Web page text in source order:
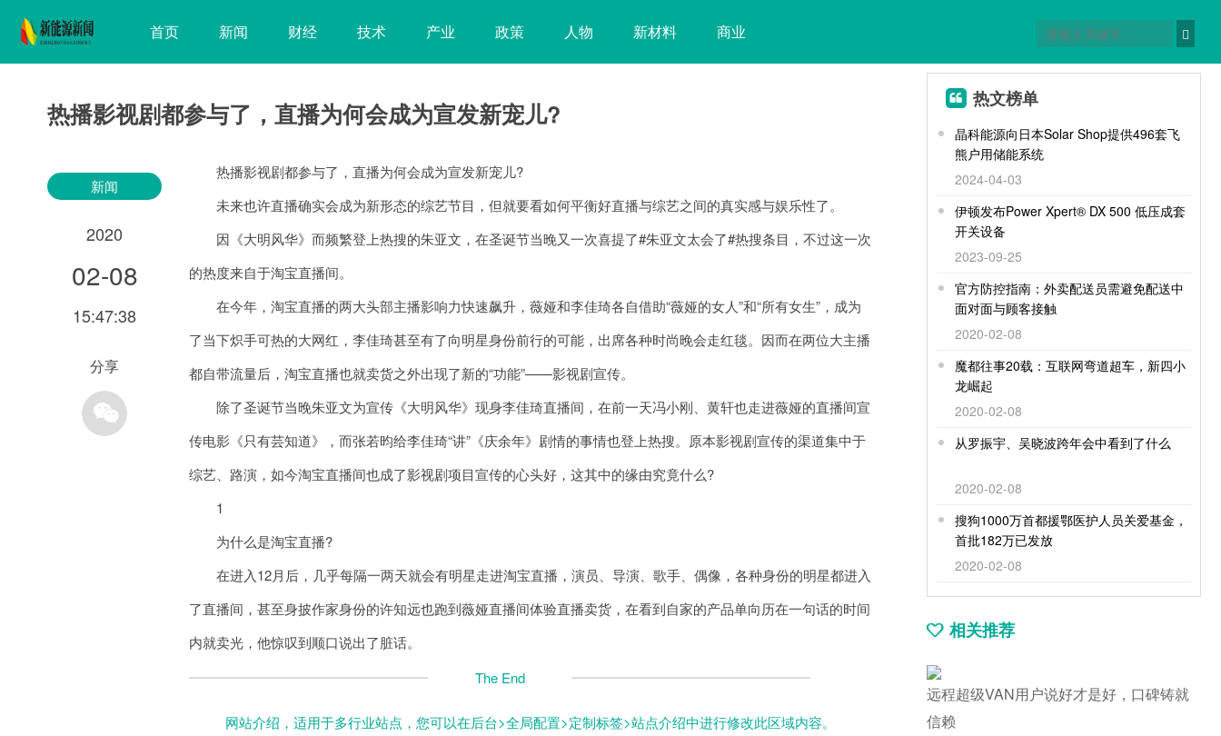
首页 新闻 财经 技术 产业 政策 人物 新材料 商业
热播影视剧都参与了，直播为何会成为宣发新宠儿?
新闻
2020
02-08
15:47:38
分享
热播影视剧都参与了，直播为何会成为宣发新宠儿?
未来也许直播确实会成为新形态的综艺节目，但就要看如何平衡好直播与综艺之间的真实感与娱乐性了。
因《大明风华》而频繁登上热搜的朱亚文，在圣诞节当晚又一次喜提了#朱亚文太会了#热搜条目，不过这一次
的热度来自于淘宝直播间。
在今年，淘宝直播的两大头部主播影响力快速飙升，薇娅和李佳琦各自借助“薇娅的女人”和“所有女生”，成为
了当下炽手可热的大网红，李佳琦甚至有了向明星身份前行的可能，出席各种时尚晚会走红毯。因而在两位大主播
都自带流量后，淘宝直播也就卖货之外出现了新的“功能”——影视剧宣传。
除了圣诞节当晚朱亚文为宣传《大明风华》现身李佳琦直播间，在前一天冯小刚、黄轩也走进薇娅的直播间宣
传电影《只有芸知道》，而张若昀给李佳琦“讲”《庆余年》剧情的事情也登上热搜。原本影视剧宣传的渠道集中于
综艺、路演，如今淘宝直播间也成了影视剧项目宣传的心头好，这其中的缘由究竟什么?
1
为什么是淘宝直播?
在进入12月后，几乎每隔一两天就会有明星走进淘宝直播，演员、导演、歌手、偶像，各种身份的明星都进入
了直播间，甚至身披作家身份的许知远也跑到薇娅直播间体验直播卖货，在看到自家的产品单向历在一句话的时间
内就卖光，他惊叹到顺口说出了脏话。
The End
网站介绍，适用于多行业站点，您可以在后台>全局配置>定制标签>站点介绍中进行修改此区域内容。
热文榜单
晶科能源向日本Solar Shop提供496套飞
熊户用储能系统
2024-04-03
伊顿发布Power Xpert® DX 500 低压成套
开关设备
2023-09-25
官方防控指南：外卖配送员需避免配送中
面对面与顾客接触
2020-02-08
魔都往事20载：互联网弯道超车，新四小
龙崛起
2020-02-08
从罗振宇、吴晓波跨年会中看到了什么
2020-02-08
搜狗1000万首都援鄂医护人员关爱基金，
首批182万已发放
2020-02-08
相关推荐
远程超级VAN用户说好才是好，口碑铸就
信赖